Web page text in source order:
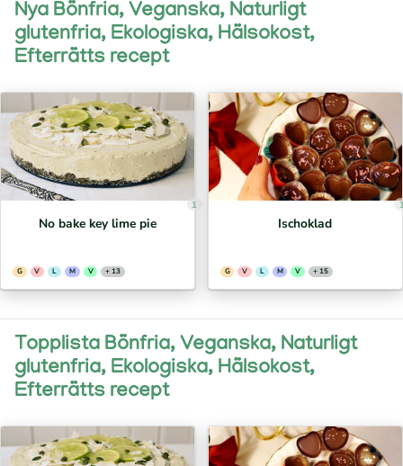
Nya Bönfria, Veganska, Naturligt
glutenfria, Ekologiska, Hälsokost,
Efterrätts recept
1
No bake key lime pie
G V L M V + 13
Ischoklad
G V L M V + 15
Topplista Bönfria, Veganska, Naturligt
glutenfria, Ekologiska, Hälsokost,
Efterrätts recept